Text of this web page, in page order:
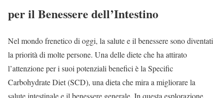
per il Benessere dell’Intestino
Nel mondo frenetico di oggi, la salute e il benessere sono diventati
la priorità di molte persone. Una delle diete che ha attirato
l’attenzione per i suoi potenziali benefici è la Specific
Carbohydrate Diet (SCD), una dieta che mira a migliorare la
salute intestinale e il benessere generale. In questa esplorazione